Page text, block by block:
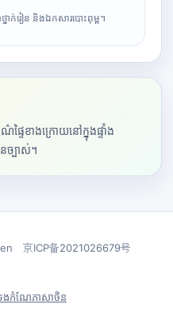
ាក់រៀន និងឯកសារបោះពុម្ព។
ទៃខាងក្រោយនៅក្នុងផ្ទាំង
នច្បាស់។
京ICP备2021026679号
ងកំណែភាសាចិន